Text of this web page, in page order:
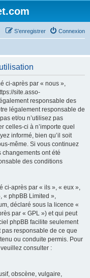
Connexion
S’enregistrer
ci-après par « nous »,
site.asso-
responsable des
légalement responsable de
et/ou n’utilisez pas
celles-ci à n’importe quel
informé, bien qu’il soit
même. Si vous continuez
changements ont été
des conditions
ci-après par « ils », « eux »,
« phpBB Limited »,
déclaré sous la licence «
par « GPL ») et qui peut
phpBB facilite seulement
pas responsable de ce que
ou conduite permis. Pour
consulter :
obscène, vulgaire,